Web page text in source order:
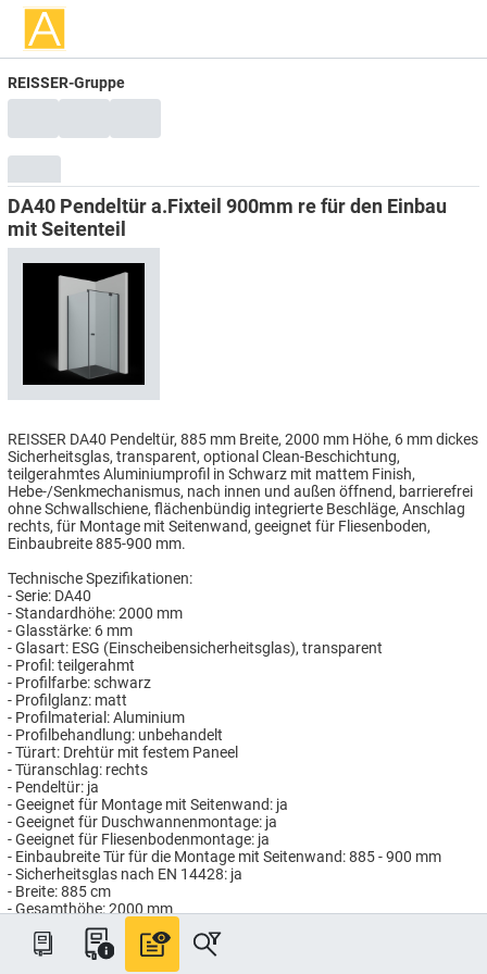
REISSER-Gruppe
DA40 Pendeltür a.Fixteil 900mm re für den Einbau
mit Seitenteil
REISSER DA40 Pendeltür, 885 mm Breite, 2000 mm Höhe, 6 mm dickes
Sicherheitsglas, transparent, optional Clean-Beschichtung,
teilgerahmtes Aluminiumprofil in Schwarz mit mattem Finish,
Hebe-/Senkmechanismus, nach innen und außen öffnend, barrierefrei
ohne Schwallschiene, flächenbündig integrierte Beschläge, Anschlag
rechts, für Montage mit Seitenwand, geeignet für Fliesenboden,
Einbaubreite 885-900 mm.
Technische Spezifikationen:
- Serie: DA40
- Standardhöhe: 2000 mm
- Glasstärke: 6 mm
- Glasart: ESG (Einscheibensicherheitsglas), transparent
- Profil: teilgerahmt
- Profilfarbe: schwarz
- Profilglanz: matt
- Profilmaterial: Aluminium
- Profilbehandlung: unbehandelt
- Türart: Drehtür mit festem Paneel
- Türanschlag: rechts
- Pendeltür: ja
- Geeignet für Montage mit Seitenwand: ja
- Geeignet für Duschwannenmontage: ja
- Geeignet für Fliesenbodenmontage: ja
- Einbaubreite Tür für die Montage mit Seitenwand: 885 - 900 mm
- Sicherheitsglas nach EN 14428: ja
- Breite: 885 cm
- Gesamthöhe: 2000 mm
- Paneeldicke: 6 mm
- Paneelfarbe: sonstige
- Paneel-Finishing: unbehandelt